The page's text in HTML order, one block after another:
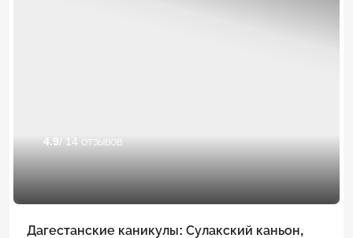
4.9 / 14 отзывов
Дагестанские каникулы: Сулакский каньон,